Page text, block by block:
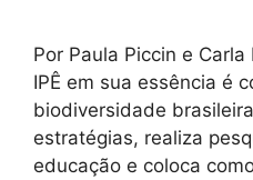
Por Paula Piccin e
IPÊ em sua essência é
biodiversidade
estratégias, realiza
educação e coloca